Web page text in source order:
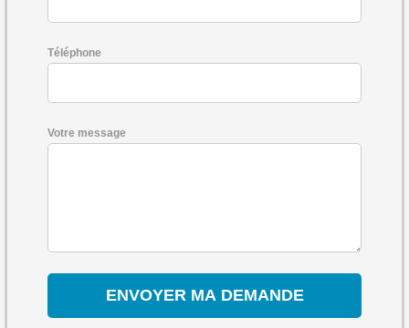
Téléphone
Votre message